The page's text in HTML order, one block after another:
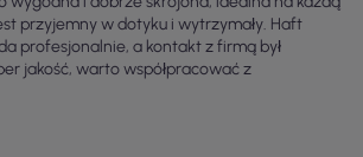
przyjemny w dotyku i wytrzymały. Haft
profesjonalnie, a kontakt z firmą był
jakość, warto współpracować z